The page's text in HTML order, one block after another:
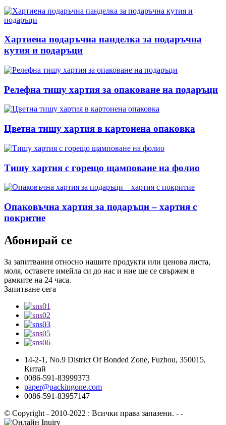
Хартиена подаръчна панделка за подаръчна
кутия и подаръци
Релефна тишу хартия за опаковане на подаръци
Цветна тишу хартия в картонена опаковка
Тишу хартия с горещо щамповане на фолио
Опаковъчна хартия за подаръци – хартия с
покритие
Абонирай се
За запитвания относно нашите продукти или ценова листа,
моля, оставете имейла си до нас и ние ще се свържем в
рамките на 24 часа.
Запитване сега
14-2-1, No.9 District Of Bonded Zone, Fuzhou, 350015,
Китай
0086-591-83999373
paper@packingone.com
0086-591-83957147
© Copyright - 2010-2022 : Всички права запазени. - -